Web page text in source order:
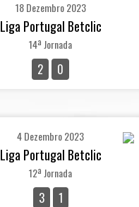
18 Dezembro 2023
Liga Portugal Betclic
14ª Jornada
2 0
4 Dezembro 2023
Liga Portugal Betclic
12ª Jornada
3 1